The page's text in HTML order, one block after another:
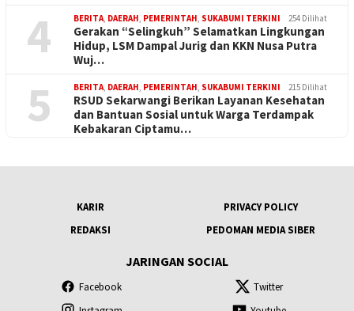
4 BERITA, DAERAH, PEMERINTAH, SUKABUMI TERKINI 254 Dilihat
Gerakan “Selingkuh” Selamatkan Lingkungan
Hidup, LSM Dampal Jurig dan KKN Nusa Putra
Wuj…
5 BERITA, DAERAH, PEMERINTAH, SUKABUMI TERKINI 215 Dilihat
RSUD Sekarwangi Berikan Layanan Kesehatan
dan Bantuan Sosial untuk Warga Terdampak
Kebakaran Ciptamu…
KARIR
PRIVACY POLICY
REDAKSI
PEDOMAN MEDIA SIBER
JARINGAN SOCIAL
Facebook
Twitter